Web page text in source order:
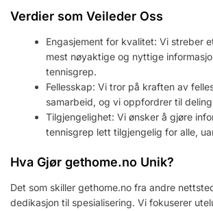
Verdier som Veileder Oss
Engasjement for kvalitet: Vi streber
mest nøyaktige og nyttige
tennisgrep.
Fellesskap: Vi tror på kraften av
samarbeid, og vi oppfordrer til
Tilgjengelighet: Vi ønsker å gjøre
tennisgrep lett tilgjengelig for alle,
Hva Gjør gethome.no Unik?
Det som skiller gethome.no fra andre
dedikasjon til spesialisering. Vi fokuserer